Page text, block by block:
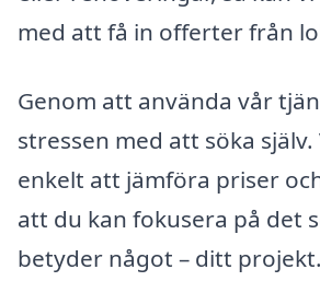
med att få in offerter från
Genom att använda vår
stressen med att söka
enkelt att jämföra priser
att du kan fokusera på det
betyder något – ditt